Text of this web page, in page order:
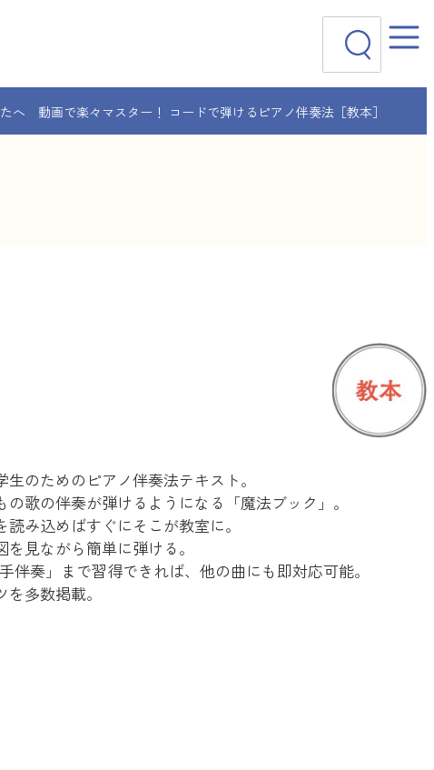
へ 動画で楽々マスター！ コードで弾けるピアノ伴奏法［教本］
のためのピアノ伴奏法テキスト。
歌の伴奏が弾けるようになる「魔法ブック」。
み込めばすぐにそこが教室に。
見ながら簡単に弾ける。
奏」まで習得できれば、他の曲にも即対応可能。
多数掲載。